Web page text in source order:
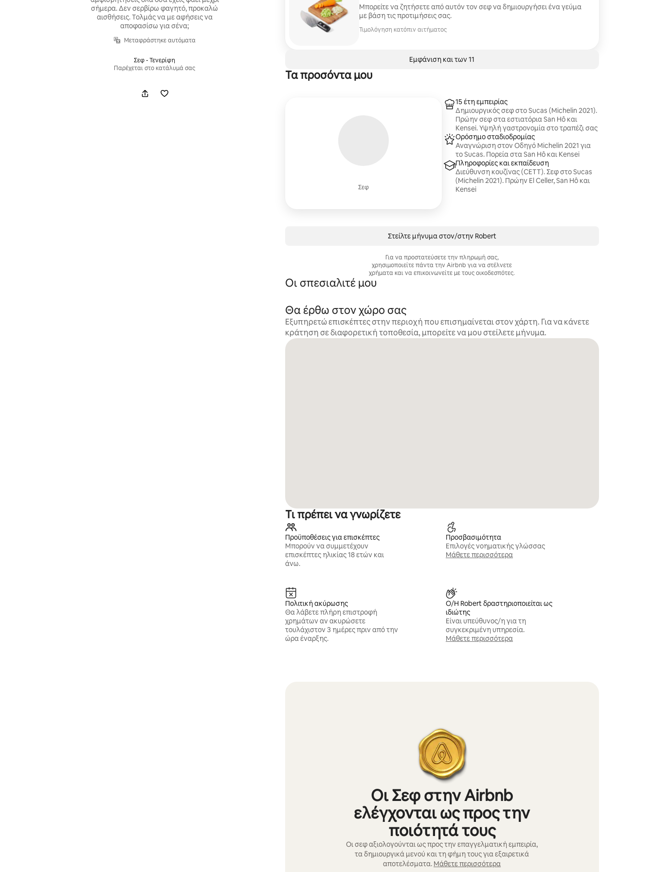
σήμερα. Δεν σερβίρω φαγητό, προκαλώ
αισθήσεις. Τολμάς να με αφήσεις να
αποφασίσω για σένα;
Μεταφράστηκε αυτόματα
Σεφ - Τενερίφη
Παρέχεται στο κατάλυμά σας
τους χρόνους μαγειρέματος και τις γεύσεις της γης μας.
Μπορείτε να ζητήσετε από αυτόν τον σεφ να δημιουργήσει ένα γεύμα
με βάση τις προτιμήσεις σας.
Τιμολόγηση κατόπιν αιτήματος
Εμφάνιση και των 11
Τα προσόντα μου
Σεφ
15 έτη εμπειρίας
Δημιουργικός σεφ στο Sucas (Michelin 2021).
Πρώην σεφ στα εστιατόρια San Hô και
Kensei. Υψηλή γαστρονομία στο τραπέζι σας
Ορόσημο σταδιοδρομίας
Αναγνώριση στον Οδηγό Michelin 2021 για
το Sucas. Πορεία στα San Hô και Kensei
Πληροφορίες και εκπαίδευση
Διεύθυνση κουζίνας (CETT). Σεφ στο Sucas
(Michelin 2021). Πρώην El Celler, San Hô και
Kensei
Στείλτε μήνυμα στον/στην Robert
Για να προστατεύσετε την πληρωμή σας,
χρησιμοποιείτε πάντα την Airbnb για να στέλνετε
χρήματα και να επικοινωνείτε με τους οικοδεσπότες.
Οι σπεσιαλιτέ μου
Θα έρθω στον χώρο σας
Εξυπηρετώ επισκέπτες στην περιοχή που επισημαίνεται στον χάρτη. Για να κάνετε
κράτηση σε διαφορετική τοποθεσία, μπορείτε να μου στείλετε μήνυμα.
Τι πρέπει να γνωρίζετε
Προϋποθέσεις για επισκέπτες
Μπορούν να συμμετέχουν
επισκέπτες ηλικίας 18 ετών και
άνω.
Προσβασιμότητα
Επιλογές νοηματικής γλώσσας
Μάθετε περισσότερα
Πολιτική ακύρωσης
Θα λάβετε πλήρη επιστροφή
χρημάτων αν ακυρώσετε
τουλάχιστον 3 ημέρες πριν από την
ώρα έναρξης.
Ο/Η Robert δραστηριοποιείται ως
ιδιώτης
Είναι υπεύθυνος/η για τη
συγκεκριμένη υπηρεσία.
Μάθετε περισσότερα
Οι Σεφ στην Airbnb
ελέγχονται ως προς την
ποιότητά τους
Οι σεφ αξιολογούνται ως προς την επαγγελματική εμπειρία,
τα δημιουργικά μενού και τη φήμη τους για εξαιρετικά
αποτελέσματα. Μάθετε περισσότερα